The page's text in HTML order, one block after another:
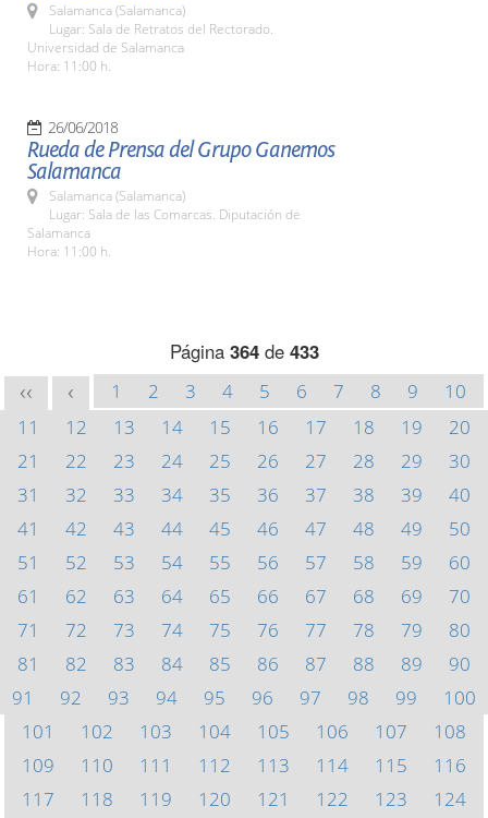
Salamanca (Salamanca)
Lugar: Sala de Retratos del Rectorado.
Universidad de Salamanca
Hora: 11:00 h.
26/06/2018
Rueda de Prensa del Grupo Ganemos
Salamanca
Salamanca (Salamanca)
Lugar: Sala de las Comarcas. Diputación de
Salamanca
Hora: 11:00 h.
Página 364de 433
<< < 1 2 3 4 5 6 7 8 9
10
11
12 13 14 15 16 17 18 19
20
21
22 23 24 25 26 27 28 29
30
31
32 33 34 35 36 37 38 39
40
41
42 43 44 45 46 47 48 49
50
51
52 53 54 55 56 57 58 59
60
61
62 63 64 65 66 67 68 69
70
71
72 73 74 75 76 77 78 79
80
81
82 83 84 85 86 87 88 89
90
91
92 93 94 95 96 97 98 99
100
101
102 103 104 105 106 107
108
109
110 111 112 113 114 115
116
117
118 119 120 121 122 123
124